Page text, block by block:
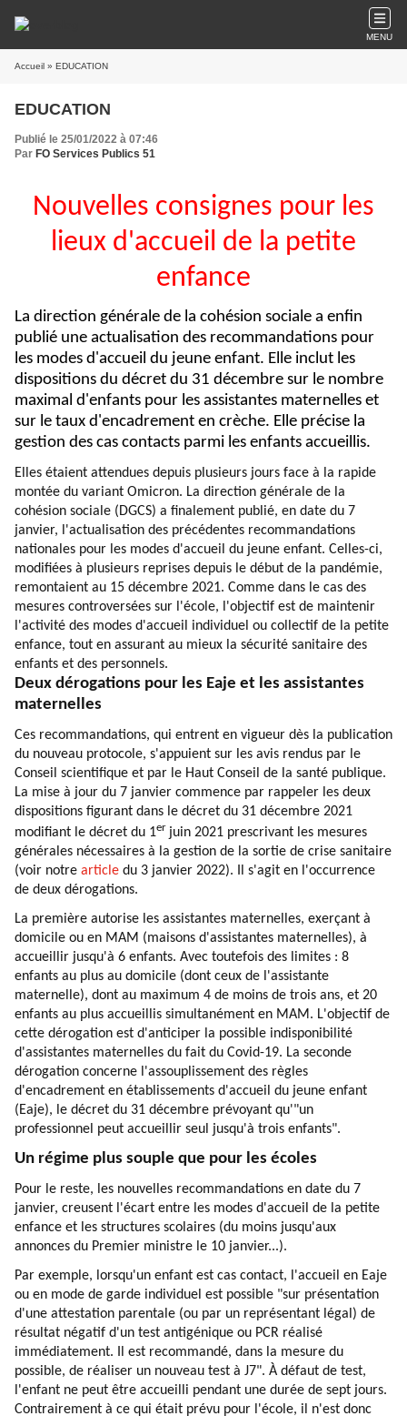
MENU
Accueil » EDUCATION
EDUCATION
Publié le 25/01/2022 à 07:46
Par FO Services Publics 51
Nouvelles consignes pour les
lieux d'accueil de la petite
enfance
La direction générale de la cohésion sociale a enfin
publié une actualisation des recommandations pour
les modes d'accueil du jeune enfant. Elle inclut les
dispositions du décret du 31 décembre sur le nombre
maximal d'enfants pour les assistantes maternelles et
sur le taux d'encadrement en crèche. Elle précise la
gestion des cas contacts parmi les enfants accueillis.
Elles étaient attendues depuis plusieurs jours face à la rapide
montée du variant Omicron. La direction générale de la
cohésion sociale (DGCS) a finalement publié, en date du 7
janvier, l'actualisation des précédentes recommandations
nationales pour les modes d'accueil du jeune enfant. Celles-ci,
modifiées à plusieurs reprises depuis le début de la pandémie,
remontaient au 15 décembre 2021. Comme dans le cas des
mesures controversées sur l'école, l'objectif est de maintenir
l'activité des modes d'accueil individuel ou collectif de la petite
enfance, tout en assurant au mieux la sécurité sanitaire des
enfants et des personnels.
Deux dérogations pour les Eaje et les assistantes
maternelles
Ces recommandations, qui entrent en vigueur dès la publication
du nouveau protocole, s'appuient sur les avis rendus par le
Conseil scientifique et par le Haut Conseil de la santé publique.
La mise à jour du 7 janvier commence par rappeler les deux
dispositions figurant dans le décret du 31 décembre 2021
modifiant le décret du 1er juin 2021 prescrivant les mesures
générales nécessaires à la gestion de la sortie de crise sanitaire
(voir notre article du 3 janvier 2022). Il s'agit en l'occurrence
de deux dérogations.
La première autorise les assistantes maternelles, exerçant à
domicile ou en MAM (maisons d'assistantes maternelles), à
accueillir jusqu'à 6 enfants. Avec toutefois des limites : 8
enfants au plus au domicile (dont ceux de l'assistante
maternelle), dont au maximum 4 de moins de trois ans, et 20
enfants au plus accueillis simultanément en MAM. L'objectif de
cette dérogation est d'anticiper la possible indisponibilité
d'assistantes maternelles du fait du Covid-19. La seconde
dérogation concerne l'assouplissement des règles
d'encadrement en établissements d'accueil du jeune enfant
(Eaje), le décret du 31 décembre prévoyant qu'"un
professionnel peut accueillir seul jusqu'à trois enfants".
Un régime plus souple que pour les écoles
Pour le reste, les nouvelles recommandations en date du 7
janvier, creusent l'écart entre les modes d'accueil de la petite
enfance et les structures scolaires (du moins jusqu'aux
annonces du Premier ministre le 10 janvier...).
Par exemple, lorsqu'un enfant est cas contact, l'accueil en Eaje
ou en mode de garde individuel est possible "sur présentation
d'une attestation parentale (ou par un représentant légal) de
résultat négatif d'un test antigénique ou PCR réalisé
immédiatement. Il est recommandé, dans la mesure du
possible, de réaliser un nouveau test à J7". À défaut de test,
l'enfant ne peut être accueilli pendant une durée de sept jours.
Contrairement à ce qui était prévu pour l'école, il n'est donc